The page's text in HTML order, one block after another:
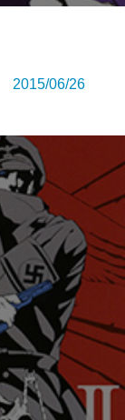
06/26